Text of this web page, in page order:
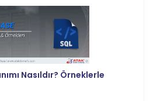
Nasıldır? Örneklerle